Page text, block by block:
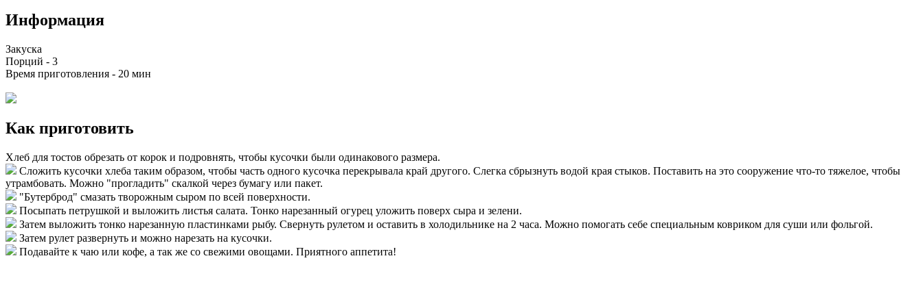
Информация
Закуска
Порций - 3
Время приготовления - 20 мин
Как приготовить
Хлеб для тостов обрезать от корок и подровнять, чтобы кусочки были одинакового размера.
Сложить кусочки хлеба таким образом, чтобы часть одного кусочка перекрывала край другого. Слегка сбрызнуть водой края стыков. Поставить на это сооружение что-то тяжелое, чтобы
утрамбовать. Можно "прогладить" скалкой через бумагу или пакет.
"Бутерброд" смазать творожным сыром по всей поверхности.
Посыпать петрушкой и выложить листья салата. Тонко нарезанный огурец уложить поверх сыра и зелени.
Затем выложить тонко нарезанную пластинками рыбу. Свернуть рулетом и оставить в холодильнике на 2 часа. Можно помогать себе специальным ковриком для суши или фольгой.
Затем рулет развернуть и можно нарезать на кусочки.
Подавайте к чаю или кофе, а так же со свежими овощами. Приятного аппетита!